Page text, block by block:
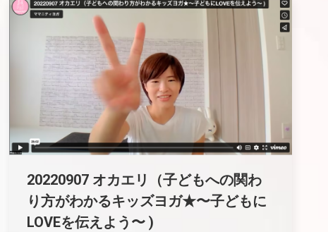
20220907 オカエリ（子どもへの関わ
り方がわかるキッズヨガ★〜子どもに
LOVEを伝えよう〜 )